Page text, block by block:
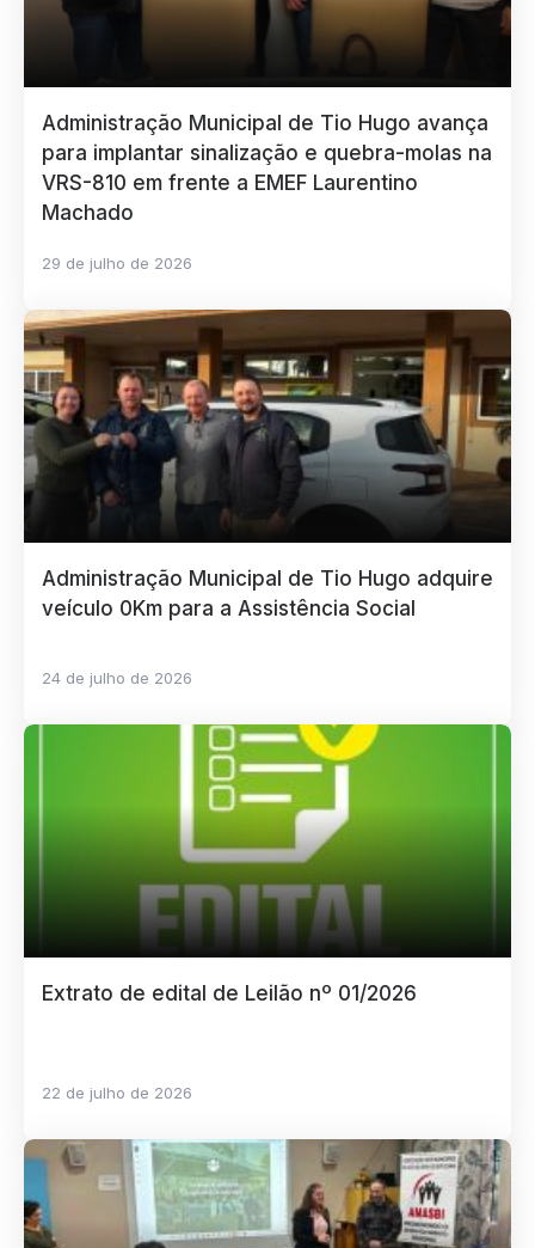
Administração Municipal de Tio Hugo avança
para implantar sinalização e quebra-molas na
VRS-810 em frente a EMEF Laurentino
Machado
29 de julho de 2026
Administração Municipal de Tio Hugo adquire
veículo 0Km para a Assistência Social
24 de julho de 2026
Extrato de edital de Leilão nº 01/2026
22 de julho de 2026